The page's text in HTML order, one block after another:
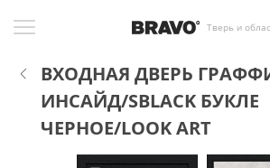
Тверь и
ВХОДНАЯ ДВЕРЬ
ИНСАЙД/SBLACK БУКЛЕ
ЧЕРНОЕ/LOOK ART